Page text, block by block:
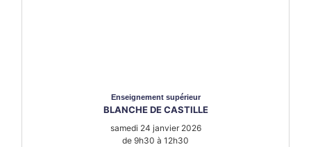
Enseignement supérieur
BLANCHE DE CASTILLE
samedi 24 janvier 2026
de 9h30 à 12h30